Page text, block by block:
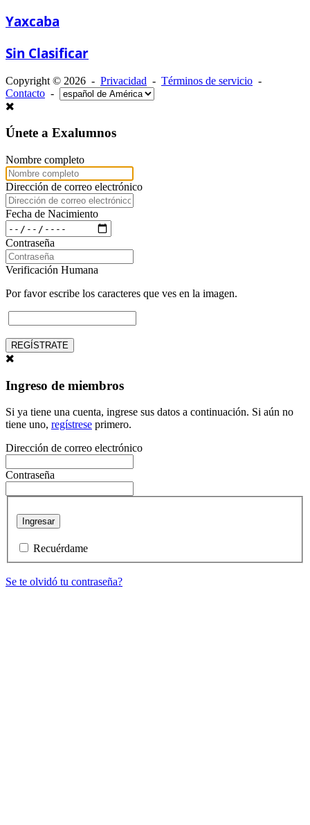
Yaxcaba
Sin Clasificar
Copyright © 2026 - Privacidad - Términos de servicio -
Contacto -
Únete a Exalumnos
Nombre completo
Dirección de correo electrónico
Fecha de Nacimiento
Contraseña
Verificación Humana
Por favor escribe los caracteres que ves en la imagen.
REGÍSTRATE
Ingreso de miembros
Si ya tiene una cuenta, ingrese sus datos a continuación. Si aún no
tiene uno, regístrese primero.
Dirección de correo electrónico
Contraseña
Ingresar
Recuérdame
Se te olvidó tu contraseña?